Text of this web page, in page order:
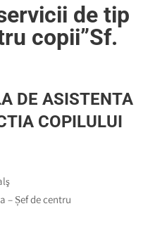
de tip
copii”Sf.
DE ASISTENTA
COPILULUI
– Șef de centru